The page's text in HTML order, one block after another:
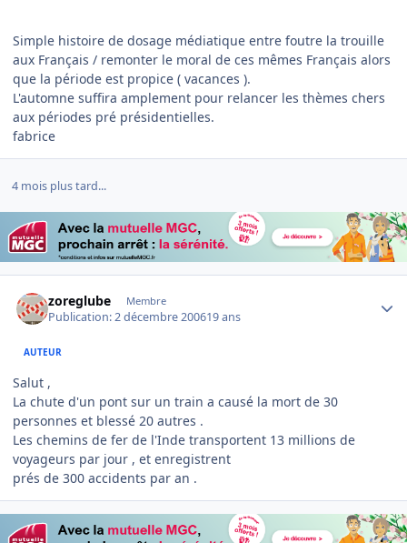
Simple histoire de dosage médiatique entre foutre la trouille
aux Français / remonter le moral de ces mêmes Français alors
que la période est propice ( vacances ).
L'automne suffira amplement pour relancer les thèmes chers
aux périodes pré présidentielles.
fabrice
4 mois plus tard...
zoreglube Membre
Publication:2 décembre 200619 ans
AUTEUR
Salut ,
La chute d'un pont sur un train a causé la mort de 30
personnes et blessé 20 autres .
Les chemins de fer de l'Inde transportent 13 millions de
voyageurs par jour , et enregistrent
prés de 300 accidents par an .